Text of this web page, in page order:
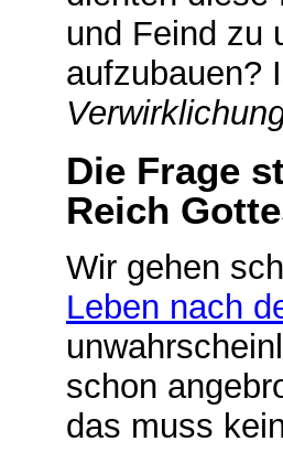
und Feind zu
aufzubauen?
Die Frage
Reich
Wir gehen
Leben nach
schon
das muss